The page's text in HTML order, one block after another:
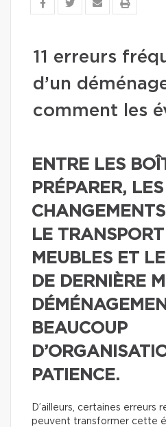
11 erreurs
d’un
comment les
ENTRE LES
PRÉPARER, LES
CHANGEMENTS
LE
MEUBLES ET
DE DERNIÈRE
BEAUCOUP
PATIENCE.
D’ailleurs, certaines erreurs
peuvent transformer cette